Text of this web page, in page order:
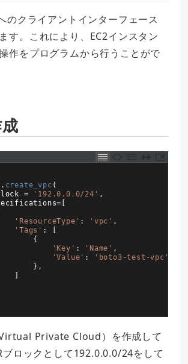
のクライアントインターフェース
す。これにより、EC2インスタン
作をプログラムから行うことがで
. create_vpc (
= '192.0.0.0/24' ,
=
'ResourceType' : 'vpc' ,
'Tags' :
{
'Key' : 'Name' ,
'Value' :
'boto3-test-vpc'
} ,
Private Cloud）を作成して
ブロックとして192.0.0.0/24をして